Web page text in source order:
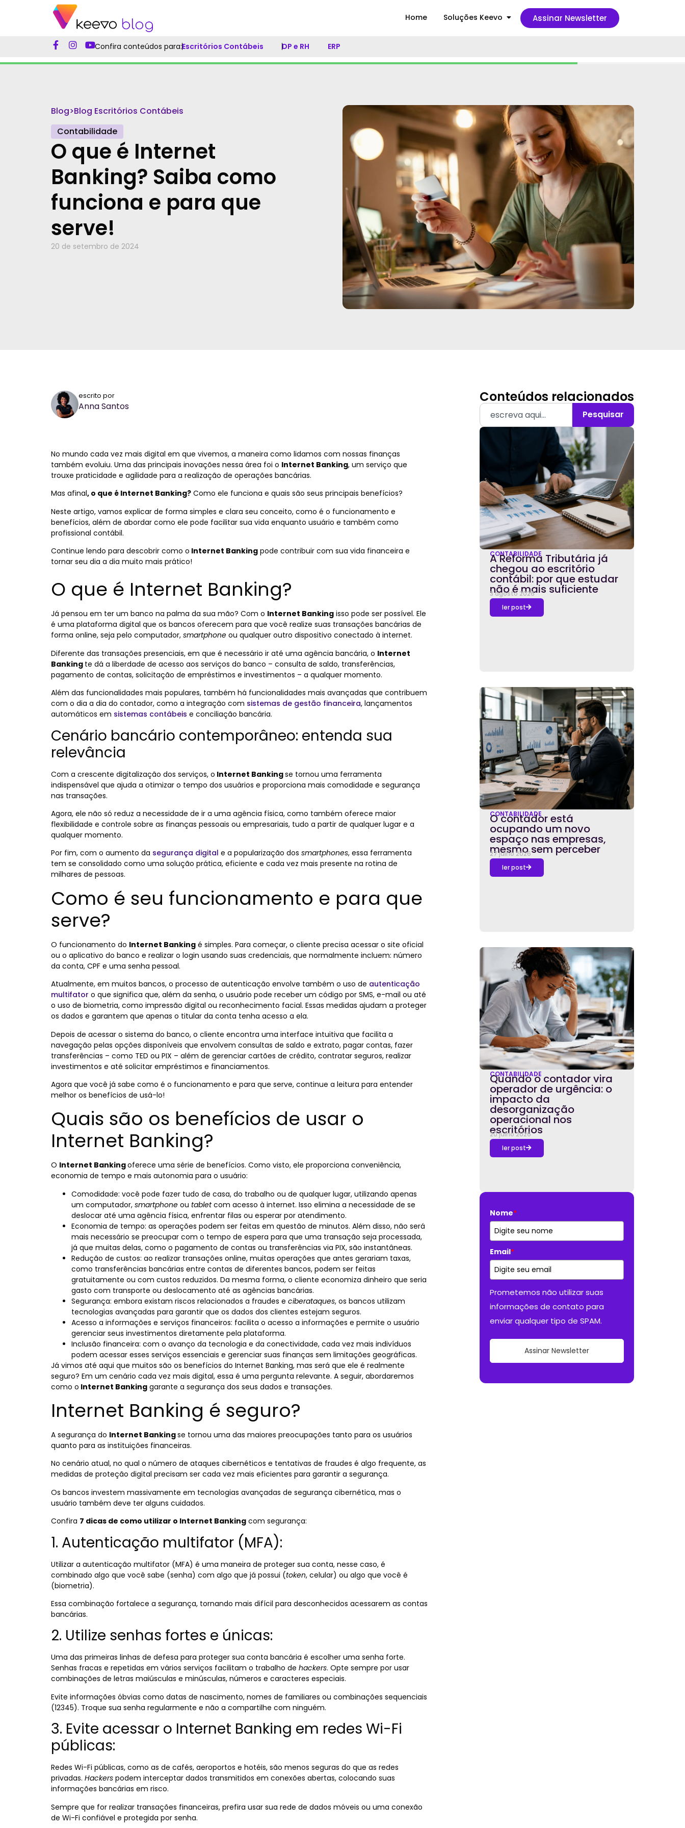
Home Soluções Keevo Assinar Newsletter
Confira conteúdos para:Escritórios Contábeis DP e RH ERP
Blog>Blog Escritórios Contábeis
Contabilidade
O que é Internet
Banking? Saiba como
funciona e para que
serve!
20 de setembro de 2024
escrito por
Anna Santos
No mundo cada vez mais digital em que vivemos, a maneira como lidamos com nossas finanças
também evoluiu. Uma das principais inovações nessa área foi o Internet Banking, um serviço que
trouxe praticidade e agilidade para a realização de operações bancárias.
Mas afinal, o que é Internet Banking? Como ele funciona e quais são seus principais benefícios?
Neste artigo, vamos explicar de forma simples e clara seu conceito, como é o funcionamento e
benefícios, além de abordar como ele pode facilitar sua vida enquanto usuário e também como
profissional contábil.
Continue lendo para descobrir como o Internet Banking pode contribuir com sua vida financeira e
tornar seu dia a dia muito mais prático!
O que é Internet Banking?
Já pensou em ter um banco na palma da sua mão? Com o Internet Banking isso pode ser possível. Ele
é uma plataforma digital que os bancos oferecem para que você realize suas transações bancárias de
forma online, seja pelo computador, smartphone ou qualquer outro dispositivo conectado à internet.
Diferente das transações presenciais, em que é necessário ir até uma agência bancária, o Internet
Banking te dá a liberdade de acesso aos serviços do banco – consulta de saldo, transferências,
pagamento de contas, solicitação de empréstimos e investimentos – a qualquer momento.
Além das funcionalidades mais populares, também há funcionalidades mais avançadas que contribuem
com o dia a dia do contador, como a integração com sistemas de gestão financeira, lançamentos
automáticos em sistemas contábeis e conciliação bancária.
Cenário bancário contemporâneo: entenda sua
relevância
Com a crescente digitalização dos serviços, o Internet Bankingse tornou uma ferramenta
indispensável que ajuda a otimizar o tempo dos usuários e proporciona mais comodidade e segurança
nas transações.
Agora, ele não só reduz a necessidade de ir a uma agência física, como também oferece maior
flexibilidade e controle sobre as finanças pessoais ou empresariais, tudo a partir de qualquer lugar e a
qualquer momento.
Por fim, com o aumento da segurança digital e a popularização dos smartphones, essa ferramenta
tem se consolidado como uma solução prática, eficiente e cada vez mais presente na rotina de
milhares de pessoas.
Como é seu funcionamento e para que
serve?
O funcionamento do Internet Banking é simples. Para começar, o cliente precisa acessar o site oficial
ou o aplicativo do banco e realizar o login usando suas credenciais, que normalmente incluem: número
da conta, CPF e uma senha pessoal.
Atualmente, em muitos bancos, o processo de autenticação envolve também o uso de autenticação
multifator o que significa que, além da senha, o usuário pode receber um código por SMS, e-mail ou até
o uso de biometria, como impressão digital ou reconhecimento facial. Essas medidas ajudam a proteger
os dados e garantem que apenas o titular da conta tenha acesso a ela.
Depois de acessar o sistema do banco, o cliente encontra uma interface intuitiva que facilita a
navegação pelas opções disponíveis que envolvem consultas de saldo e extrato, pagar contas, fazer
transferências – como TED ou PIX – além de gerenciar cartões de crédito, contratar seguros, realizar
investimentos e até solicitar empréstimos e financiamentos.
Agora que você já sabe como é o funcionamento e para que serve, continue a leitura para entender
melhor os benefícios de usá-lo!
Quais são os benefícios de usar o
Internet Banking?
O Internet Bankingoferece uma série de benefícios. Como visto, ele proporciona conveniência,
economia de tempo e mais autonomia para o usuário:
Comodidade: você pode fazer tudo de casa, do trabalho ou de qualquer lugar, utilizando apenas
um computador, smartphone ou tabletcom acesso à internet. Isso elimina a necessidade de se
deslocar até uma agência física, enfrentar filas ou esperar por atendimento.
Economia de tempo: as operações podem ser feitas em questão de minutos. Além disso, não será
mais necessário se preocupar com o tempo de espera para que uma transação seja processada,
já que muitas delas, como o pagamento de contas ou transferências via PIX, são instantâneas.
Redução de custos: ao realizar transações online, muitas operações que antes gerariam taxas,
como transferências bancárias entre contas de diferentes bancos, podem ser feitas
gratuitamente ou com custos reduzidos. Da mesma forma, o cliente economiza dinheiro que seria
gasto com transporte ou deslocamento até as agências bancárias.
Segurança: embora existam riscos relacionados a fraudes e ciberataques, os bancos utilizam
tecnologias avançadas para garantir que os dados dos clientes estejam seguros.
Acesso a informações e serviços financeiros: facilita o acesso a informações e permite o usuário
gerenciar seus investimentos diretamente pela plataforma.
Inclusão financeira: com o avanço da tecnologia e da conectividade, cada vez mais indivíduos
podem acessar esses serviços essenciais e gerenciar suas finanças sem limitações geográficas.
Já vimos até aqui que muitos são os benefícios do Internet Banking, mas será que ele é realmente
seguro? Em um cenário cada vez mais digital, essa é uma pergunta relevante. A seguir, abordaremos
como o Internet Banking garante a segurança dos seus dados e transações.
Internet Banking é seguro?
A segurança do Internet Bankingse tornou uma das maiores preocupações tanto para os usuários
quanto para as instituições financeiras.
No cenário atual, no qual o número de ataques cibernéticos e tentativas de fraudes é algo frequente, as
medidas de proteção digital precisam ser cada vez mais eficientes para garantir a segurança.
Os bancos investem massivamente em tecnologias avançadas de segurança cibernética, mas o
usuário também deve ter alguns cuidados.
Confira 7 dicas de como utilizar o Internet Banking com segurança:
1. Autenticação multifator (MFA):
Utilizar a autenticação multifator (MFA) é uma maneira de proteger sua conta, nesse caso, é
combinado algo que você sabe (senha) com algo que já possui (token, celular) ou algo que você é
(biometria).
Essa combinação fortalece a segurança, tornando mais difícil para desconhecidos acessarem as contas
bancárias.
2. Utilize senhas fortes e únicas:
Uma das primeiras linhas de defesa para proteger sua conta bancária é escolher uma senha forte.
Senhas fracas e repetidas em vários serviços facilitam o trabalho de hackers. Opte sempre por usar
combinações de letras maiúsculas e minúsculas, números e caracteres especiais.
Evite informações óbvias como datas de nascimento, nomes de familiares ou combinações sequenciais
(12345). Troque sua senha regularmente e não a compartilhe com ninguém.
3. Evite acessar o Internet Banking em redes Wi-Fi
públicas:
Redes Wi-Fi públicas, como as de cafés, aeroportos e hotéis, são menos seguras do que as redes
privadas. Hackers podem interceptar dados transmitidos em conexões abertas, colocando suas
informações bancárias em risco.
Sempre que for realizar transações financeiras, prefira usar sua rede de dados móveis ou uma conexão
de Wi-Fi confiável e protegida por senha.
Conteúdos relacionados
Pesquisar
CONTABILIDADE
A Reforma Tributária já
chegou ao escritório
contábil: por que estudar
não é mais suficiente
3 agosto 2026
ler post
CONTABILIDADE
O contador está
ocupando um novo
espaço nas empresas,
mesmo sem perceber
27 julho 2026
ler post
CONTABILIDADE
Quando o contador vira
operador de urgência: o
impacto da
desorganização
operacional nos
escritórios
20 julho 2026
ler post
Nome*
Email*
Prometemos não utilizar suas
informações de contato para
enviar qualquer tipo de SPAM.
Assinar Newsletter